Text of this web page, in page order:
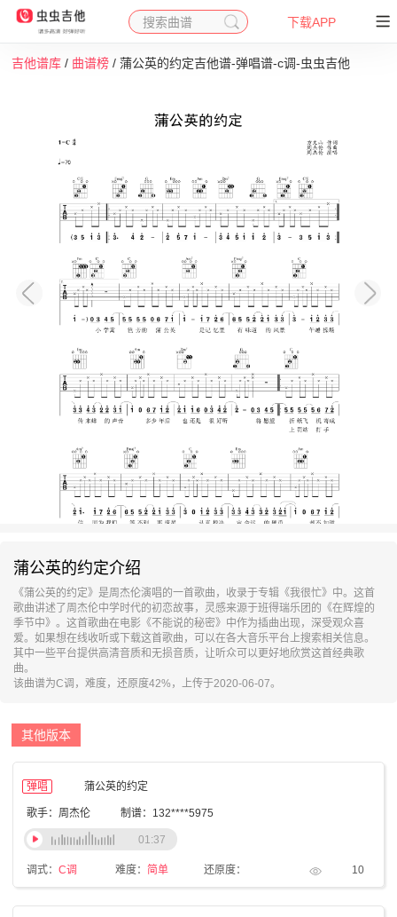
搜索曲谱 下载APP
吉他谱库 / 曲谱榜 / 蒲公英的约定吉他谱-弹唱谱-c调-虫虫吉他
蒲公英的约定介绍
《蒲公英的约定》是周杰伦演唱的一首歌曲，收录于专辑《我很忙》中。这首
歌曲讲述了周杰伦中学时代的初恋故事，灵感来源于班得瑞乐团的《在辉煌的
季节中》。这首歌曲在电影《不能说的秘密》中作为插曲出现，深受观众喜
爱。如果想在线收听或下载这首歌曲，可以在各大音乐平台上搜索相关信息。
其中一些平台提供高清音质和无损音质，让听众可以更好地欣赏这首经典歌
曲。
该曲谱为C调，难度，还原度42%，上传于2020-06-07。
其他版本
弹唱 蒲公英的约定
歌手：周杰伦 制谱：132****5975
调式： C调 难度： 简单 还原度： 10
01:37